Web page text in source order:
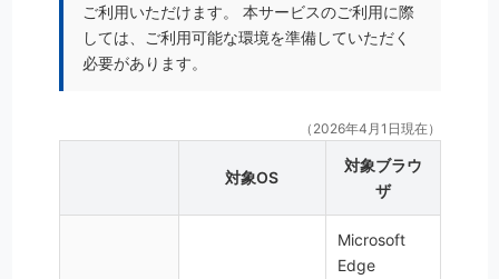
ご利用いただけます。 本サービスのご利用に際
しては、ご利用可能な環境を準備していただく
必要があります。
（2026年4月1日現在）
対象OS
対象ブラウ
ザ
Microsoft
Edge